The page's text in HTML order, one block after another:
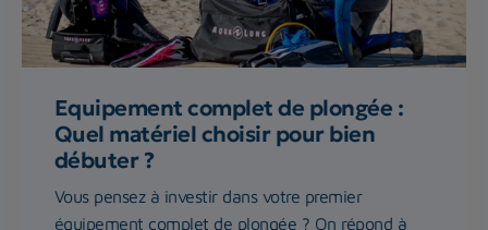
Equipement complet de plongée :
Quel matériel choisir pour bien
débuter ?
Vous pensez à investir dans votre premier
équipement complet de plongée ? On répond à